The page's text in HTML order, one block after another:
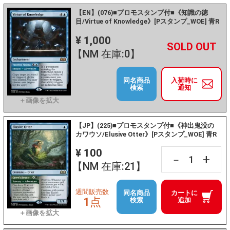
【EN】(076)■プロモスタンプ付■《知識の徳
目/Virtue of Knowledge》[Pスタンプ_WOE] 青R
¥ 1,000
【NM 在庫:0】
－ +
入荷時に
通知
同名商品
検索
【JP】(225)■プロモスタンプ付■《神出鬼没の
カワウソ/Elusive Otter》[Pスタンプ_WOE] 青R
¥ 100
【NM 在庫:21】
－ +
カートに
追加
週間販売数
1点
同名商品
検索